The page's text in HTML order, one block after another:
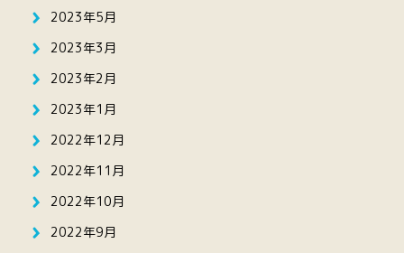
2023年5月
2023年3月
2023年2月
2023年1月
2022年12月
2022年11月
2022年10月
2022年9月